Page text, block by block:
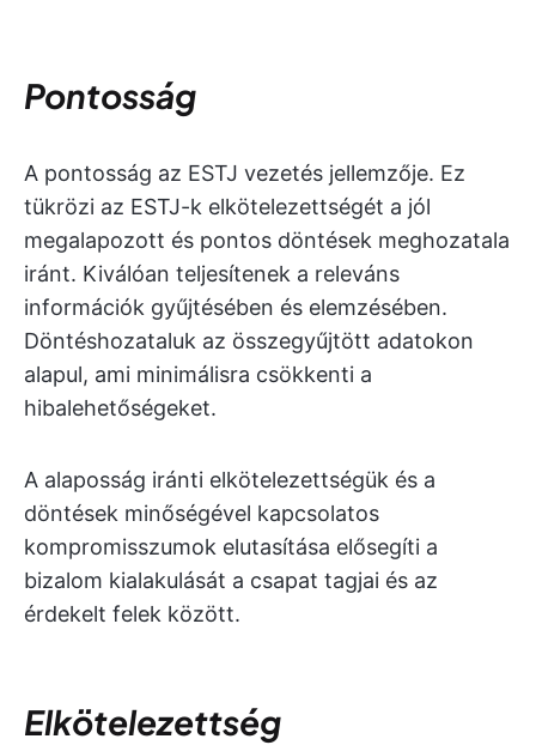
Pontosság
A pontosság az ESTJ vezetés jellemzője. Ez
tükrözi az ESTJ-k elkötelezettségét a jól
megalapozott és pontos döntések meghozatala
iránt. Kiválóan teljesítenek a releváns
információk gyűjtésében és elemzésében.
Döntéshozataluk az összegyűjtött adatokon
alapul, ami minimálisra csökkenti a
hibalehetőségeket.
A alaposság iránti elkötelezettségük és a
döntések minőségével kapcsolatos
kompromisszumok elutasítása elősegíti a
bizalom kialakulását a csapat tagjai és az
érdekelt felek között.
Elkötelezettség